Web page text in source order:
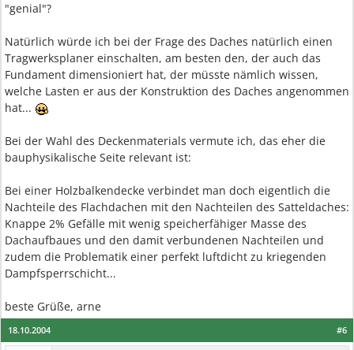
"genial"?
Natürlich würde ich bei der Frage des Daches natürlich einen
Tragwerksplaner einschalten, am besten den, der auch das
Fundament dimensioniert hat, der müsste nämlich wissen,
welche Lasten er aus der Konstruktion des Daches angenommen
hat...
Bei der Wahl des Deckenmaterials vermute ich, das eher die
bauphysikalische Seite relevant ist:
Bei einer Holzbalkendecke verbindet man doch eigentlich die
Nachteile des Flachdachen mit den Nachteilen des Satteldaches:
Knappe 2% Gefälle mit wenig speicherfähiger Masse des
Dachaufbaues und den damit verbundenen Nachteilen und
zudem die Problematik einer perfekt luftdicht zu kriegenden
Dampfsperrschicht...
beste Grüße, arne
#6
18.10.2004